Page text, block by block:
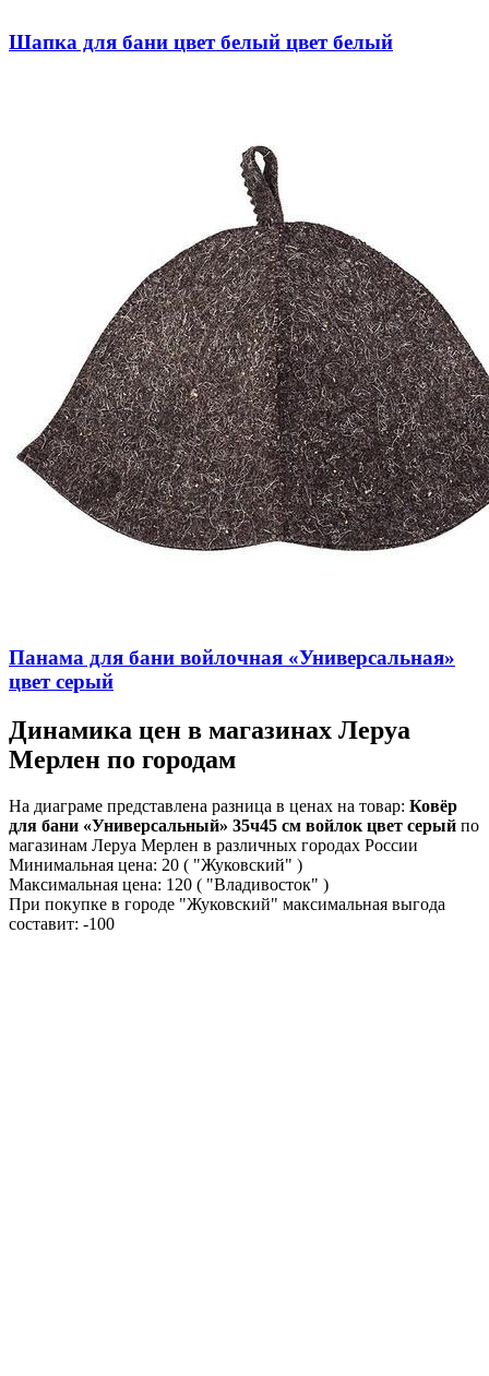
Шапка для бани цвет белый цвет белый
Панама для бани войлочная «Универсальная»
цвет серый
Динамика цен в магазинах Леруа
Мерлен по городам
На диаграме представлена разница в ценах на товар: Ковёр
для бани «Универсальный» 35ч45 см войлок цвет серый по
магазинам Леруа Мерлен в различных городах России
Минимальная цена: 20 ( "Жуковский" )
Максимальная цена: 120 ( "Владивосток" )
При покупке в городе "Жуковский" максимальная выгода
составит: -100